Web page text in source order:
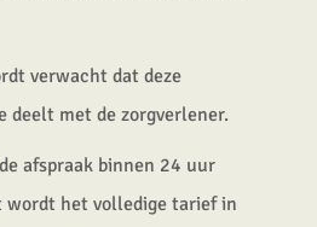
verwacht dat deze
deelt met de zorgverlener.
afspraak binnen 24 uur
wordt het volledige tarief in